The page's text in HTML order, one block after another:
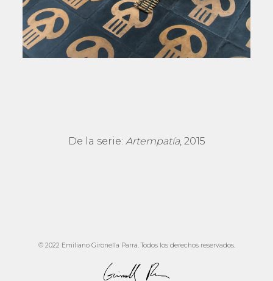
De la serie: Artempatía, 2015
© 2022 Emiliano Gironella Parra. Todos los derechos reservados.